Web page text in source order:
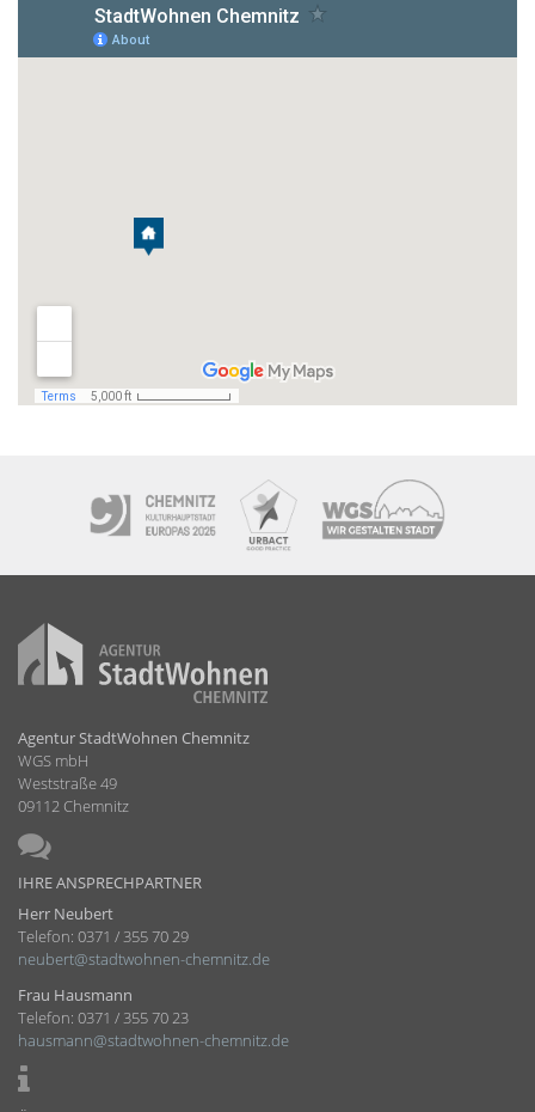
Agentur StadtWohnen Chemnitz
WGS mbH
Weststraße 49
09112 Chemnitz
IHRE ANSPRECHPARTNER
Herr Neubert
Telefon: 0371 / 355 70 29
neubert@stadtwohnen-chemnitz.de
Frau Hausmann
Telefon: 0371 / 355 70 23
hausmann@stadtwohnen-chemnitz.de